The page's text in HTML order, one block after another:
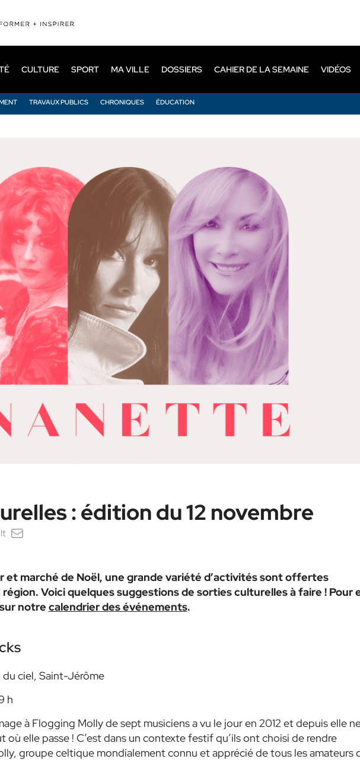
TRAVAUX PUBLICS CHRONIQUES ÉDUCATION
CULTURE SPORT MA VILLE DOSSIERS CAHIER DE LA SEMAINE VIDÉOS
: édition du 12 novembre
et marché de Noël, une grande variété d’activités sont offertes
Voici quelques suggestions de sorties culturelles à faire ! Pour
notre calendrier des événements.
du ciel, Saint-Jérôme
h
à Flogging Molly de sept musiciens a vu le jour en 2012 et depuis elle
où elle passe ! C’est dans un contexte festif qu’ils ont choisi de rendre
groupe celtique mondialement connu et apprécié de tous les amateurs